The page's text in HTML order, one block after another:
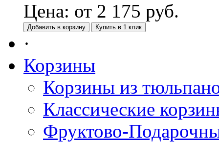
Цена: от 2 175 руб.
Добавить в корзину Купить в 1 клик
·
Корзины
Корзины из
Классические
Фруктово-